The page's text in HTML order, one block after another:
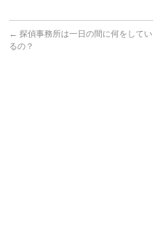
← 探偵事務所は一日の間に何をしてい
るの？